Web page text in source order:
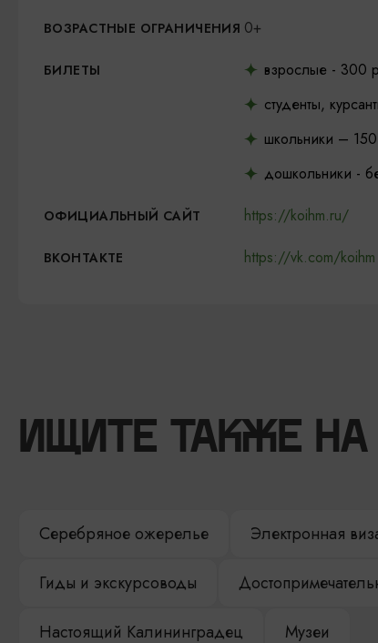
ВОЗРАСТНЫЕ ОГРАНИЧЕНИЯ 0+
БИЛЕТЫ
взрослые - 300
студенты,
школьники –
дошкольники -
ОФИЦИАЛЬНЫЙ САЙТ https://koihm.ru/
ВКОНТАКТЕ https://vk.com/koihm
ИЩИТЕ ТАКЖЕ
Серебряное ожерелье Электронная
Гиды и экскурсоводы
Настоящий Калининградец Музеи